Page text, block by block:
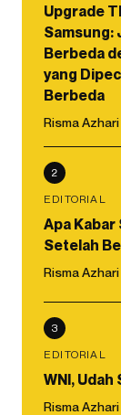
Upgrade
Samsung:
Berbeda
yang
Berbeda
Risma Azhari
2
EDITORIAL
Apa Kabar
Setelah
Risma Azhari
3
EDITORIAL
WNI, Udah
Risma Azhari